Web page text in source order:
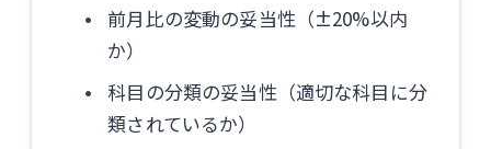
前月比の変動の妥当性（±20%以内
か）
科目の分類の妥当性（適切な科目に分
類されているか）